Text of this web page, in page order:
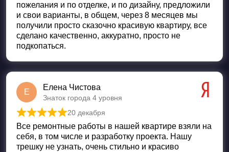
пожелания и по отделке, и по дизайну, предложили
и свои варианты, в общем, через 8 месяцев мы
получили просто сказочно красивую квартиру, все
сделано качественно, аккуратно, просто не
подкопаться.
Е
Елена Чистова
Знаток города 4 уровня
Оценка из 5
20 декабря
Все ремонтные работы в нашей квартире взяли на
себя, в том числе и разработку проекта. Нашу
трешку не узнать, очень стильно и красиво